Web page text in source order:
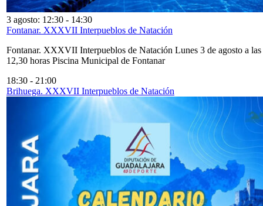
3 agosto: 12:30 - 14:30
Fontanar. XXXVII Interpueblos de Natación
Fontanar. XXXVII Interpueblos de Natación Lunes 3 de agosto a las
12,30 horas Piscina Municipal de Fontanar
18:30 - 21:00
Brihuega. XXXVII Interpueblos de Natación